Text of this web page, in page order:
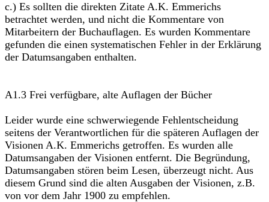
c.) Es sollten die direkten Zitate A.K. Emmerichs
betrachtet werden, und nicht die Kommentare von
Mitarbeitern der Buchauflagen. Es wurden Kommentare
gefunden die einen systematischen Fehler in der Erklärung
der Datumsangaben enthalten.
A1.3 Frei verfügbare, alte Auflagen der Bücher
Leider wurde eine schwerwiegende Fehlentscheidung
seitens der Verantwortlichen für die späteren Auflagen der
Visionen A.K. Emmerichs getroffen. Es wurden alle
Datumsangaben der Visionen entfernt. Die Begründung,
Datumsangaben stören beim Lesen, überzeugt nicht. Aus
diesem Grund sind die alten Ausgaben der Visionen, z.B.
von vor dem Jahr 1900 zu empfehlen.